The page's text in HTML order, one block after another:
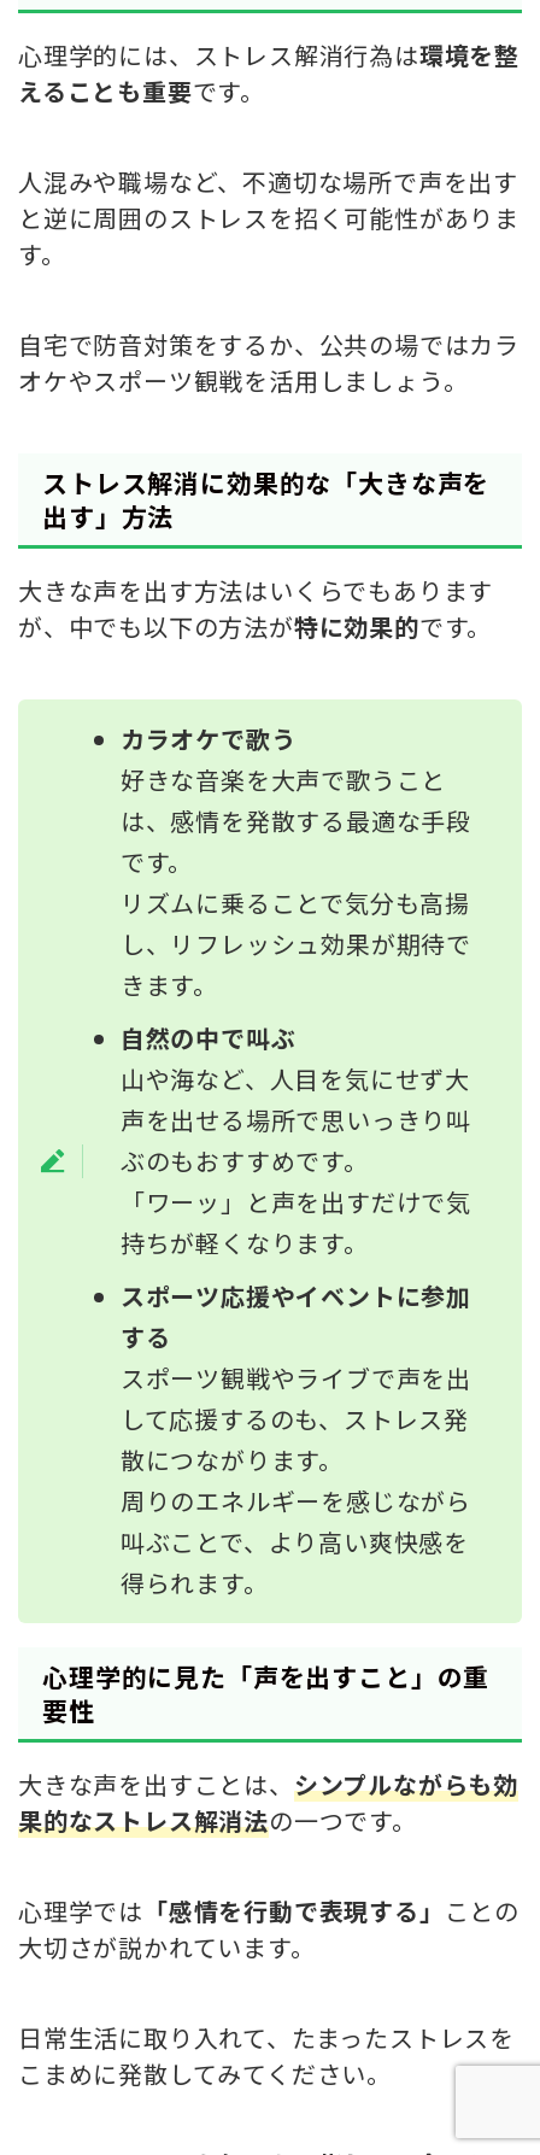
心理学的には、ストレス解消行為は環境を整
えることも重要です。
人混みや職場など、不適切な場所で声を出す
と逆に周囲のストレスを招く可能性がありま
す。
自宅で防音対策をするか、公共の場ではカラ
オケやスポーツ観戦を活用しましょう。
ストレス解消に効果的な「大きな声を
出す」方法
大きな声を出す方法はいくらでもあります
が、中でも以下の方法が特に効果的です。
カラオケで歌う
好きな音楽を大声で歌うこと
は、感情を発散する最適な手段
です。
リズムに乗ることで気分も高揚
し、リフレッシュ効果が期待で
きます。
自然の中で叫ぶ
山や海など、人目を気にせず大
声を出せる場所で思いっきり叫
ぶのもおすすめです。
「ワーッ」と声を出すだけで気
持ちが軽くなります。
スポーツ応援やイベントに参加
する
スポーツ観戦やライブで声を出
して応援するのも、ストレス発
散につながります。
周りのエネルギーを感じながら
叫ぶことで、より高い爽快感を
得られます。
心理学的に見た「声を出すこと」の重
要性
大きな声を出すことは、 シンプルながらも効
果的なストレス解消法の一つです。
心理学では 「感情を行動で表現する」 ことの
大切さが説かれています。
日常生活に取り入れて、たまったストレスを
こまめに発散してみてください。